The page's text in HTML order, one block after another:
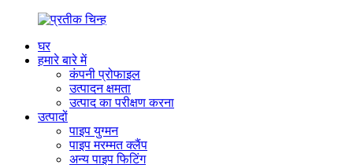
घर
हमारे बारे में
कंपनी प्रोफाइल
उत्पादन क्षमता
उत्पाद का परीक्षण करना
उत्पादों
पाइप युग्मन
पाइप मरम्मत क्लैंप
अन्य पाइप फिटिंग